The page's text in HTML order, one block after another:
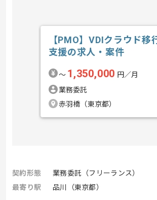
【PMO】VDIクラウド移
支援の求人・案件
〜 1,350,000 円／月
業務委託
赤羽橋（東京都）
契約形態
業務委託（フリーランス）
最寄り駅
品川（東京都）